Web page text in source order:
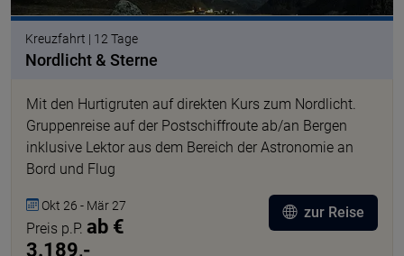
Kreuzfahrt | 12 Tage
Nordlicht & Sterne
Mit den Hurtigruten auf direkten Kurs zum Nordlicht.
Gruppenreise auf der Postschiffroute ab/an Bergen
inklusive Lektor aus dem Bereich der Astronomie an
Bord und Flug
Okt 26 - Mär 27
Preis p.P. ab €
3.189,-
zur Reise